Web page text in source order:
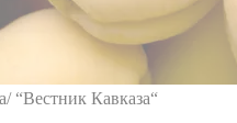
“Вестник Кавказа“